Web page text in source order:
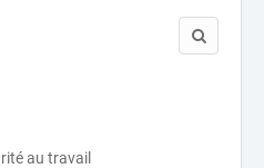
au travail